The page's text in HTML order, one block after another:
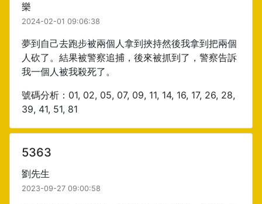
樂
2024-02-01 09:06:38
夢到自己去跑步被兩個人拿到挾持然後我拿到把兩個
人砍了。結果被警察追捕，後來被抓到了，警察告訴
我一個人被我殺死了。
號碼分析：01, 02, 05, 07, 09, 11, 14, 16, 17, 26, 28,
39, 41, 51, 81
5363
劉先生
2023-09-27 09:00:58